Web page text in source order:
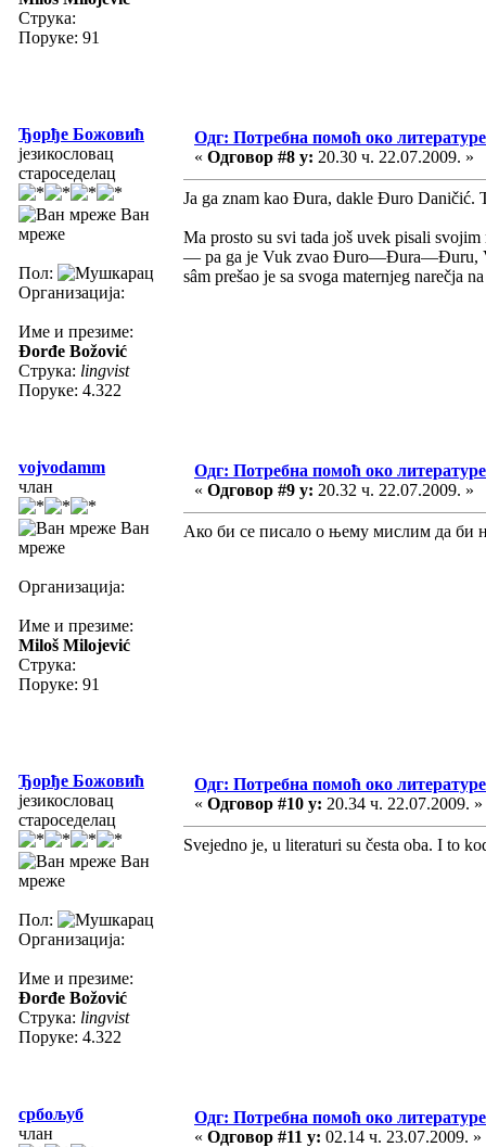
Струка:
Поруке: 91
Ђорђе Божовић
језикословац
староседелац
Ван
мреже
Пол:
Организација:
Име и презиме:
Đorđe Božović
Струка: lingvist
Поруке: 4.322
Одг: Потребна помоћ око литературе
« Одговор #8 у: 20.30 ч. 22.07.2009. »
Ja ga znam kao Đura, dakle Đuro Daničić.
Ma prosto su svi tada još uvek pisali
— pa ga je Vuk zvao
sâm prešao je sa svoga maternjeg narečja
vojvodamm
члан
Ван
мреже
Организација:
Име и презиме:
Miloš Milojević
Струка:
Поруке: 91
Одг: Потребна помоћ око литературе
« Одговор #9 у: 20.32 ч. 22.07.2009. »
Ако би се писало о њему мислим да би
Ђорђе Божовић
језикословац
староседелац
Ван
мреже
Пол:
Организација:
Име и презиме:
Đorđe Božović
Струка: lingvist
Поруке: 4.322
Одг: Потребна помоћ око литературе
« Одговор #10 у: 20.34 ч. 22.07.2009. »
Svejedno je, u literaturi su česta oba. I to
србољуб
члан
Одг: Потребна помоћ око литературе
« Одговор #11 у: 02.14 ч. 23.07.2009. »